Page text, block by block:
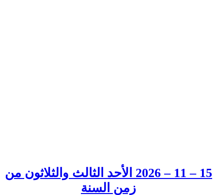
15 – 11 – 2026 الأحد الثالث والثلاثون من
زمن السنة